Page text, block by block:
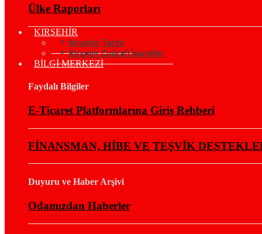
Ülke Raporları
KIRŞEHİR
Kırşehir Tarihi
Kırşehir Coğrafi İşaretler
BİLGİ MERKEZİ
Faydalı Bilgiler
E-Ticaret Platformlarına Giriş Rehberi
FİNANSMAN, HİBE VE TEŞVİK
Duyuru ve Haber Arşivi
Odamızdan Haberler